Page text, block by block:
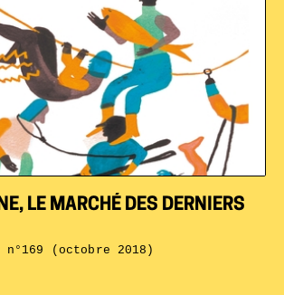
LE MARCHÉ DES DERNIERS
n°169 (octobre 2018)